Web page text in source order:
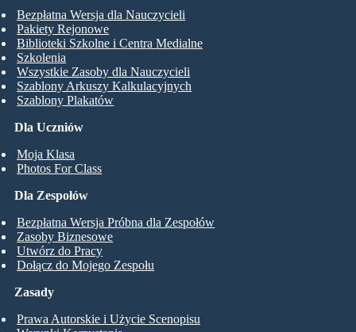
Dla Uczniów
Moja Klasa
Photos For Class
Bezpłatna Wersja dla Nauczycieli
Pakiety Rejonowe
Biblioteki Szkolne i Centra Medialne
Szkolenia
Wszystkie Zasoby dla Nauczycieli
Szablony Arkuszy Kalkulacyjnych
Szablony Plakatów
Dla Zespołów
Bezpłatna Wersja Próbna dla Zespołów
Zasoby Biznesowe
Utwórz do Pracy
Dołącz do Mojego Zespołu
Zasady
Prawa Autorskie i Użycie Scenopisu